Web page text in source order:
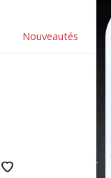
Nouveautés